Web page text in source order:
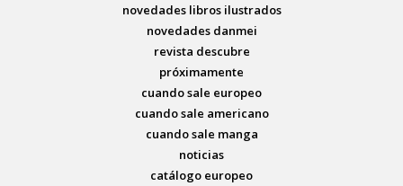
novedades libros ilustrados
novedades danmei
revista descubre
próximamente
cuando sale europeo
cuando sale americano
cuando sale manga
noticias
catálogo europeo